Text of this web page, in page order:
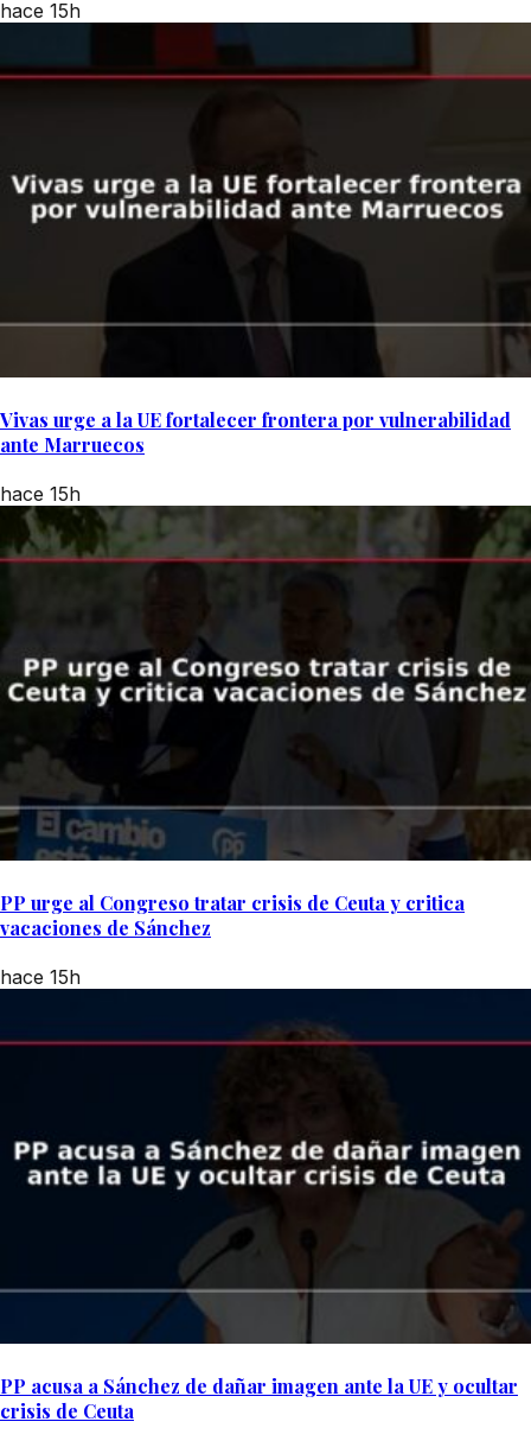
hace 15h
Vivas urge a la UE fortalecer frontera por vulnerabilidad
ante Marruecos
hace 15h
PP urge al Congreso tratar crisis de Ceuta y critica
vacaciones de Sánchez
hace 15h
PP acusa a Sánchez de dañar imagen ante la UE y ocultar
crisis de Ceuta